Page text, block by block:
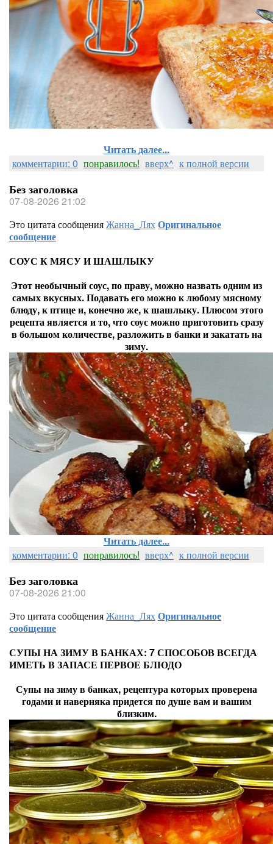
Читать далее...
комментарии: 0 понравилось! вверх^ к полной версии
Без заголовка
07-08-2026 21:02
Это цитата сообщенияЖанна_ЛяхОригинальное
сообщение
СОУС К МЯСУ И ШАШЛЫКУ
Этот необычный соус, по праву, можно назвать одним из
самых вкусных. Подавать его можно к любому мясному
блюду, к птице и, конечно же, к шашлыку. Плюсом этого
рецепта является и то, что соус можно приготовить сразу
в большом количестве, разложить в банки и закатать на
зиму.
Читать далее...
комментарии: 0 понравилось! вверх^ к полной версии
Без заголовка
07-08-2026 21:00
Это цитата сообщенияЖанна_ЛяхОригинальное
сообщение
СУПЫ НА ЗИМУ В БАНКАХ: 7 СПОСОБОВ ВСЕГДА
ИМЕТЬ В ЗАПАСЕ ПЕРВОЕ БЛЮДО
Супы на зиму в банках, рецептура которых проверена
годами и наверняка придется по душе вам и вашим
близким.